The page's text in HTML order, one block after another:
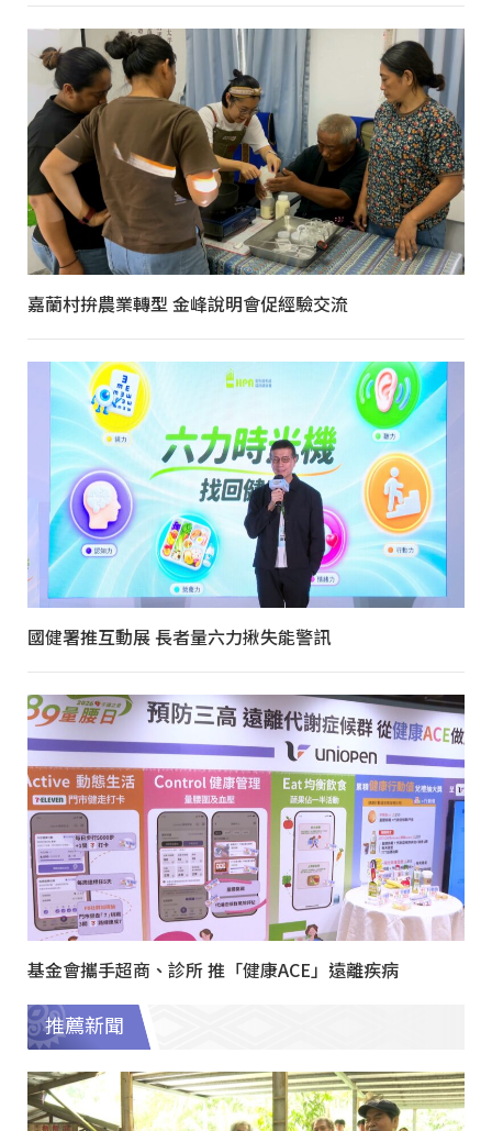
嘉蘭村拚農業轉型 金峰說明會促經驗交流
國健署推互動展 長者量六力揪失能警訊
基金會攜手超商、診所 推「健康ACE」遠離疾病
推薦新聞